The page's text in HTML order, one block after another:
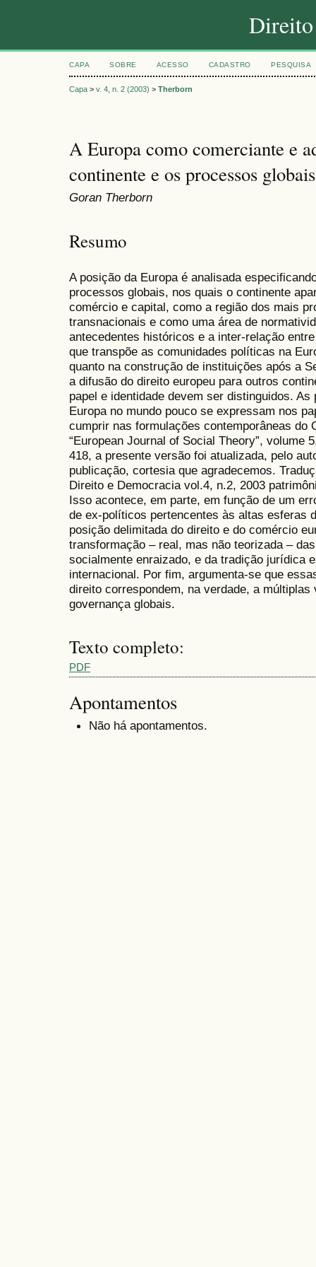
Direito
CAPA SOBRE ACESSO CADASTRO PESQUISA
Capa > v. 4, n. 2 (2003) > Therborn
A Europa como comerciante e
continente e os processos globais
Goran Therborn
Resumo
A posição da Europa é analisada
processos globais, nos quais o continente
comércio e capital, como a região dos mais
transnacionais e como uma área de
antecedentes históricos e a inter-relação
que transpõe as comunidades políticas na
quanto na construção de instituições após a
a difusão do direito europeu para outros
papel e identidade devem ser distinguidos.
Europa no mundo pouco se expressam nos
cumprir nas formulações contemporâneas do
“European Journal of Social Theory”, volume
418, a presente versão foi atualizada, pelo
publicação, cortesia que agradecemos.
Direito e Democracia vol.4, n.2, 2003
Isso acontece, em parte, em função de um
de ex-políticos pertencentes às altas esferas
posição delimitada do direito e do comércio
transformação – real, mas não teorizada –
socialmente enraizado, e da tradição jurídica
internacional. Por fim, argumenta-se que
direito correspondem, na verdade, a
governança globais.
Texto completo:
PDF
Apontamentos
Não há apontamentos.